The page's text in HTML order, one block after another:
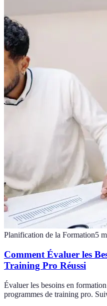
Planification de la Formation5
Comment Évaluer les
Training Pro Réussi
Évaluer les besoins en
programmes de training pro.